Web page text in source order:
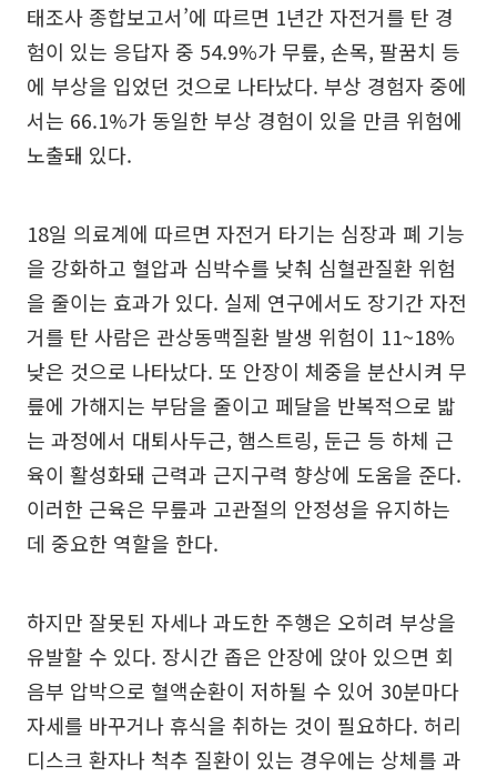
태조사 종합보고서’에 따르면 1년간 자전거를 탄 경
험이 있는 응답자 중 54.9%가 무릎, 손목, 팔꿈치 등
에 부상을 입었던 것으로 나타났다. 부상 경험자 중에
서는 66.1%가 동일한 부상 경험이 있을 만큼 위험에
노출돼 있다.
18일 의료계에 따르면 자전거 타기는 심장과 폐 기능
을 강화하고 혈압과 심박수를 낮춰 심혈관질환 위험
을 줄이는 효과가 있다. 실제 연구에서도 장기간 자전
거를 탄 사람은 관상동맥질환 발생 위험이 11~18%
낮은 것으로 나타났다. 또 안장이 체중을 분산시켜 무
릎에 가해지는 부담을 줄이고 페달을 반복적으로 밟
는 과정에서 대퇴사두근, 햄스트링, 둔근 등 하체 근
육이 활성화돼 근력과 근지구력 향상에 도움을 준다.
이러한 근육은 무릎과 고관절의 안정성을 유지하는
데 중요한 역할을 한다.
하지만 잘못된 자세나 과도한 주행은 오히려 부상을
유발할 수 있다. 장시간 좁은 안장에 앉아 있으면 회
음부 압박으로 혈액순환이 저하될 수 있어 30분마다
자세를 바꾸거나 휴식을 취하는 것이 필요하다. 허리
디스크 환자나 척추 질환이 있는 경우에는 상체를 과